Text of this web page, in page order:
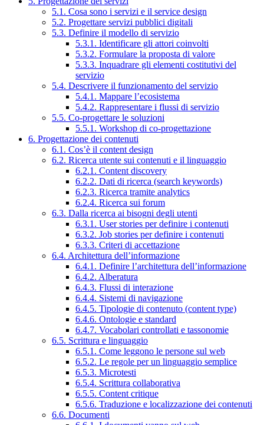
5.1. Cosa sono i servizi e il service design
5.2. Progettare servizi pubblici digitali
5.3. Definire il modello di servizio
5.3.1. Identificare gli attori coinvolti
5.3.2. Formulare la proposta di valore
5.3.3. Inquadrare gli elementi costitutivi del
servizio
5.4. Descrivere il funzionamento del servizio
5.4.1. Mappare l’ecosistema
5.4.2. Rappresentare i flussi di servizio
5.5. Co-progettare le soluzioni
5.5.1. Workshop di co-progettazione
6. Progettazione dei contenuti
6.1. Cos’è il content design
6.2. Ricerca utente sui contenuti e il linguaggio
6.2.1. Content discovery
6.2.2. Dati di ricerca (search keywords)
6.2.3. Ricerca tramite analytics
6.2.4. Ricerca sui forum
6.3. Dalla ricerca ai bisogni degli utenti
6.3.1. User stories per definire i contenuti
6.3.2. Job stories per definire i contenuti
6.3.3. Criteri di accettazione
6.4. Architettura dell’informazione
6.4.1. Definire l’architettura dell’informazione
6.4.2. Alberatura
6.4.3. Flussi di interazione
6.4.4. Sistemi di navigazione
6.4.5. Tipologie di contenuto (content type)
6.4.6. Ontologie e standard
6.4.7. Vocabolari controllati e tassonomie
6.5. Scrittura e linguaggio
6.5.1. Come leggono le persone sul web
6.5.2. Le regole per un linguaggio semplice
6.5.3. Microtesti
6.5.4. Scrittura collaborativa
6.5.5. Content critique
6.5.6. Traduzione e localizzazione dei contenuti
6.6. Documenti